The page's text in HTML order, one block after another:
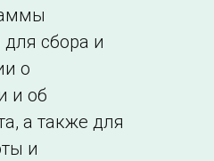
сбора и
о
и об
а также для
и